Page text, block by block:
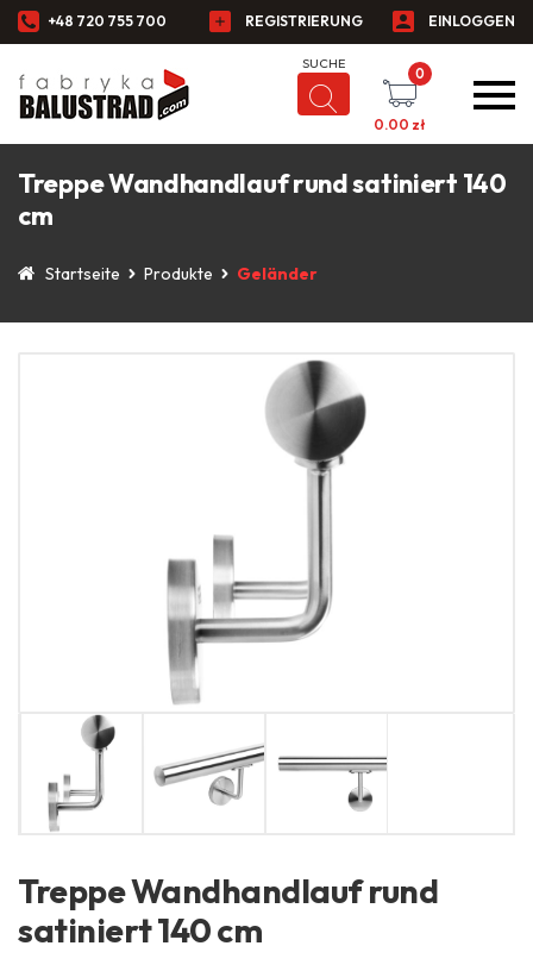
+48 720 755 700 REGISTRIERUNG EINLOGGEN
0
0.00 zł
Treppe Wandhandlauf rund satiniert 140
cm
Startseite Produkte Geländer
Treppe Wandhandlauf rund
satiniert 140 cm